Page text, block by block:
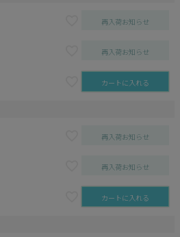
再入荷お知らせ
再入荷お知らせ
カートに入れる
再入荷お知らせ
再入荷お知らせ
カートに入れる